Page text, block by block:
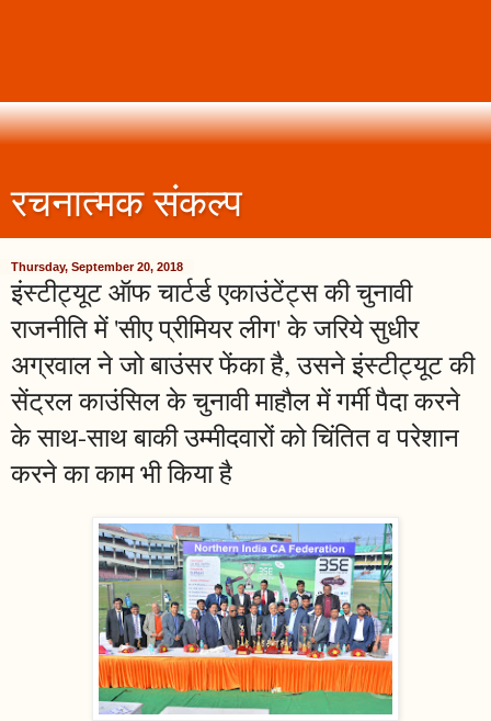
रचनात्मक संकल्प
Thursday, September 20, 2018
इंस्टीट्यूट ऑफ चार्टर्ड एकाउंटेंट्स की चुनावी
राजनीति में 'सीए प्रीमियर लीग' के जरिये सुधीर
अग्रवाल ने जो बाउंसर फेंका है, उसने इंस्टीट्यूट की
सेंट्रल काउंसिल के चुनावी माहौल में गर्मी पैदा करने
के साथ-साथ बाकी उम्मीदवारों को चिंतित व परेशान
करने का काम भी किया है